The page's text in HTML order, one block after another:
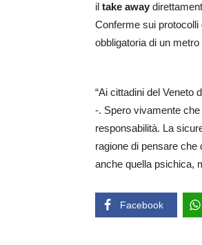
il take away
Conferme sui
obbligatoria di un
“Ai cittadini del Veneto
-. Spero vivamente
responsabilità. La
ragione di pensare che
anche quella psichica,
Facebook